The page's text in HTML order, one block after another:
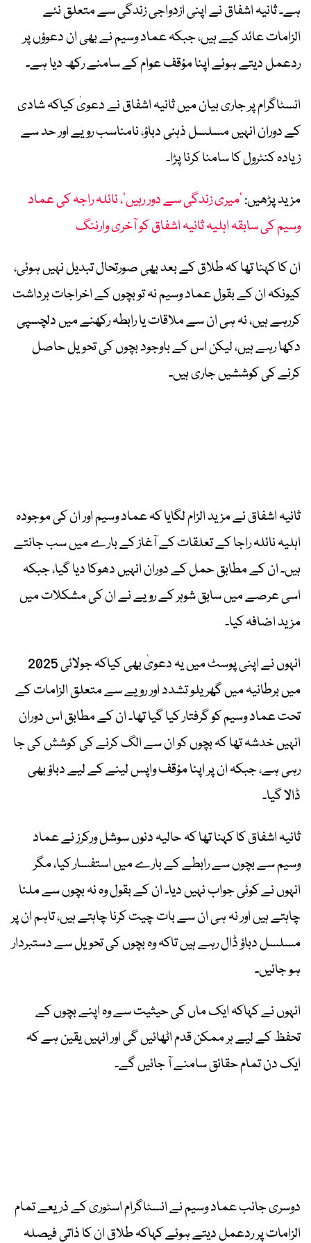
ہے۔ ثانیہ اشفاق نے اپنی ازدواجی زندگی سے متعلق نئے
الزامات عائد کیے ہیں، جبکہ عماد وسیم نے بھی ان دعوؤں پر
ردعمل دیتے ہوئے اپنا مؤقف عوام کے سامنے رکھ دیا ہے۔
انسٹاگرام پر جاری بیان میں ثانیہ اشفاق نے دعویٰ کیاکہ شادی
کے دوران انہیں مسلسل ذہنی دباؤ، نامناسب رویے اور حد سے
زیادہ کنٹرول کا سامنا کرنا پڑا۔
مزید پڑھیں:’میری زندگی سے دور رہیں‘، نائلہ راجہ کی عماد
وسیم کی سابقہ اہلیہ ثانیہ اشفاق کو آخری وارننگ
ان کا کہنا تھا کہ طلاق کے بعد بھی صورتحال تبدیل نہیں ہوئی،
کیونکہ ان کے بقول عماد وسیم نہ تو بچوں کے اخراجات برداشت
کررہے ہیں، نہ ہی ان سے ملاقات یا رابطہ رکھنے میں دلچسپی
دکھا رہے ہیں، لیکن اس کے باوجود بچوں کی تحویل حاصل
کرنے کی کوششیں جاری ہیں۔
ثانیہ اشفاق نے مزید الزام لگایا کہ عماد وسیم اور ان کی موجودہ
اہلیہ نائلہ راجا کے تعلقات کے آغاز کے بارے میں سب جانتے
ہیں۔ ان کے مطابق حمل کے دوران انہیں دھوکا دیا گیا، جبکہ
اسی عرصے میں سابق شوہر کے رویے نے ان کی مشکلات میں
مزید اضافہ کیا۔
انہوں نے اپنی پوسٹ میں یہ دعویٰ بھی کیاکہ جولائی 2025
میں برطانیہ میں گھریلو تشدد اور رویے سے متعلق الزامات کے
تحت عماد وسیم کو گرفتار کیا گیا تھا۔ ان کے مطابق اس دوران
انہیں خدشہ تھا کہ بچوں کو ان سے الگ کرنے کی کوشش کی جا
رہی ہے، جبکہ ان پر اپنا مؤقف واپس لینے کے لیے دباؤ بھی
ڈالا گیا۔
ثانیہ اشفاق کا کہنا تھا کہ حالیہ دنوں سوشل ورکرز نے عماد
وسیم سے بچوں سے رابطے کے بارے میں استفسار کیا، مگر
انہوں نے کوئی جواب نہیں دیا۔ ان کے بقول وہ نہ بچوں سے ملنا
چاہتے ہیں اور نہ ہی ان سے بات چیت کرنا چاہتے ہیں، تاہم ان پر
مسلسل دباؤ ڈال رہے ہیں تاکہ وہ بچوں کی تحویل سے دستبردار
ہو جائیں۔
انہوں نے کہاکہ ایک ماں کی حیثیت سے وہ اپنے بچوں کے
تحفظ کے لیے ہر ممکن قدم اٹھائیں گی اور انہیں یقین ہے کہ
ایک دن تمام حقائق سامنے آ جائیں گے۔
دوسری جانب عماد وسیم نے انسٹاگرام اسٹوری کے ذریعے تمام
الزامات پر ردعمل دیتے ہوئے کہاکہ طلاق ان کا ذاتی فیصلہ